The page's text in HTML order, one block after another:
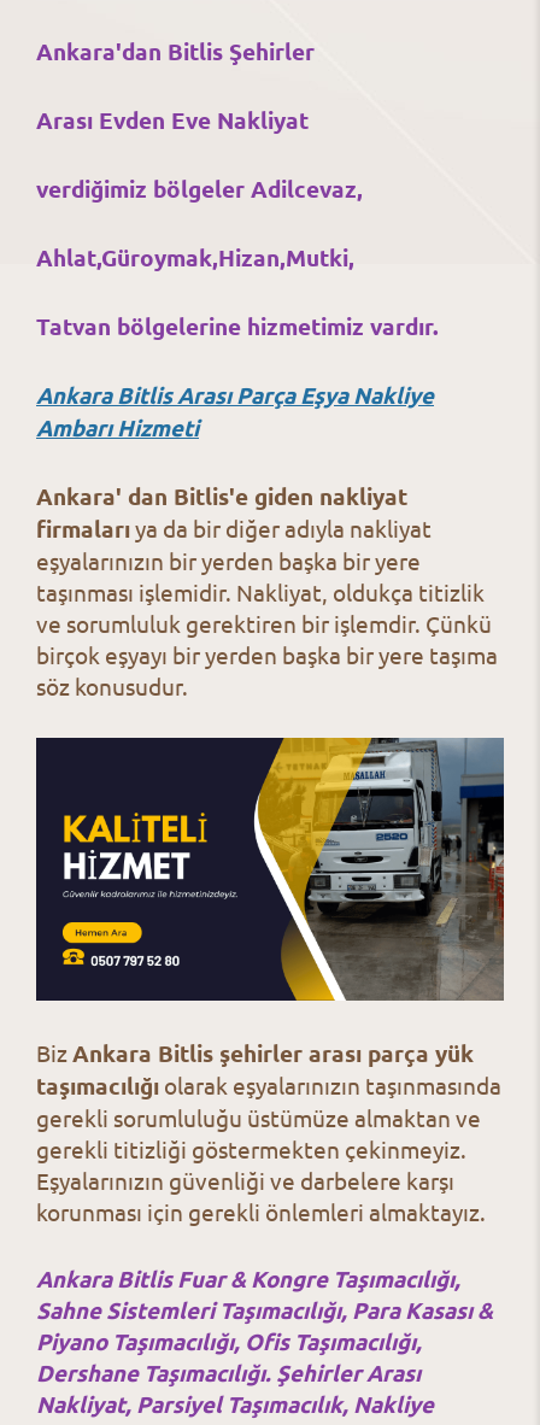
Ankara'dan Bitlis Şehirler
Arası Evden Eve Nakliyat
verdiğimiz bölgeler Adilcevaz,
Ahlat,Güroymak,Hizan,Mutki,
Tatvan bölgelerine hizmetimiz vardır.
Ankara Bitlis Arası Parça Eşya Nakliye
Ambarı Hizmeti
Ankara' dan Bitlis'e giden nakliyat
firmalarıya da bir diğer adıyla nakliyat
eşyalarınızın bir yerden başka bir yere
taşınması işlemidir. Nakliyat, oldukça titizlik
ve sorumluluk gerektiren bir işlemdir. Çünkü
birçok eşyayı bir yerden başka bir yere taşıma
söz konusudur.
BizAnkara Bitlis şehirler arası parça yük
taşımacılığı olarak eşyalarınızın taşınmasında
gerekli sorumluluğu üstümüze almaktan ve
gerekli titizliği göstermekten çekinmeyiz.
Eşyalarınızın güvenliği ve darbelere karşı
korunması için gerekli önlemleri almaktayız.
Ankara Bitlis Fuar & Kongre Taşımacılığı,
Sahne Sistemleri Taşımacılığı, Para Kasası &
Piyano Taşımacılığı, Ofis Taşımacılığı,
Dershane Taşımacılığı. Şehirler Arası
Nakliyat, Parsiyel Taşımacılık, Nakliye